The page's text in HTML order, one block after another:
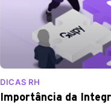
DICAS RH
Importância da